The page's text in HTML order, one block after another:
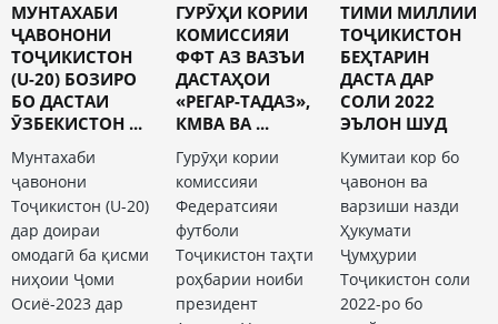
МУНТАХАБИ
ҶАВОНОНИ
ТОҶИКИСТОН
(U-20) БОЗИРО
БО ДАСТАИ
ӮЗБЕКИСТОН ...
Мунтахаби
ҷавонони
Тоҷикистон (U-20)
дар доираи
омодагӣ ба қисми
ниҳоии Ҷоми
Осиё-2023 дар
ГУРӮҲИ КОРИИ
КОМИССИЯИ
ФФТ АЗ ВАЗЪИ
ДАСТАҲОИ
«РЕГАР-ТАДАЗ»,
КМВА ВА ...
Гурӯҳи кории
комиссияи
Федератсияи
футболи
Тоҷикистон таҳти
роҳбарии ноиби
президент
ТИМИ МИЛЛИИ
ТОҶИКИСТОН
БЕҲТАРИН
ДАСТА ДАР
СОЛИ 2022
ЭЪЛОН ШУД
Кумитаи кор бо
ҷавонон ва
варзиши назди
Ҳукумати
Ҷумҳурии
Тоҷикистон соли
2022-ро бо